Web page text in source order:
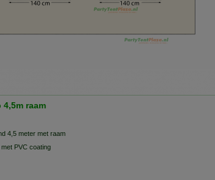
raam
4,5 meter met raam
PVC coating